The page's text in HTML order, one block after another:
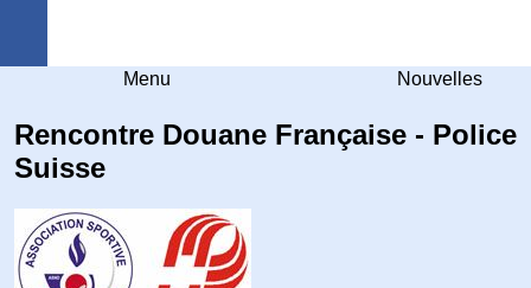
Menu Nouvelles
Rencontre Douane Française - Police
Suisse